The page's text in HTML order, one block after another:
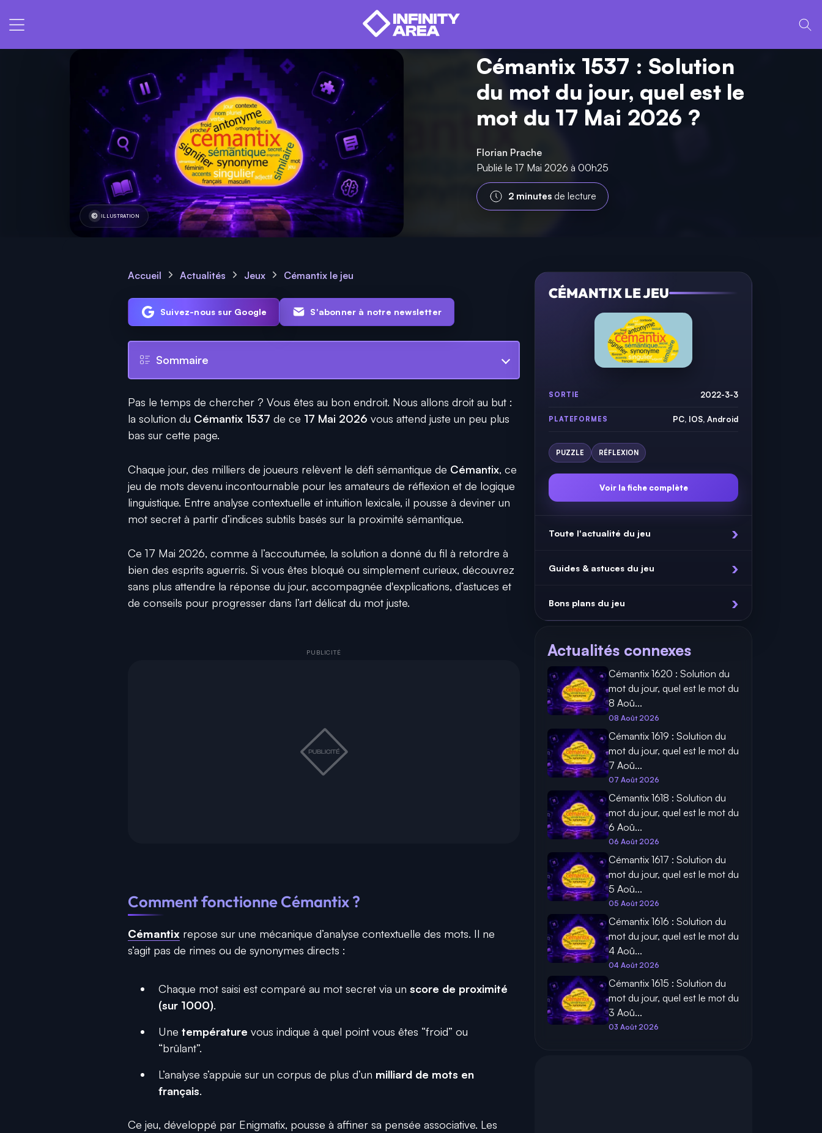
ILLUSTRATION
Cémantix 1537 : Solution
du mot du jour, quel est le
mot du 17 Mai 2026 ?
Florian Prache
Publié le 17 Mai 2026 à 00h25
2 minutes de lecture
Accueil Actualités Jeux Cémantix le jeu
Suivez-nous sur Google S'abonner à notre newsletter
Sommaire
Pas le temps de chercher ? Vous êtes au bon endroit. Nous allons droit au but :
la solution du Cémantix 1537 de ce 17 Mai 2026 vous attend juste un peu plus
bas sur cette page.
Chaque jour, des milliers de joueurs relèvent le défi sémantique de Cémantix, ce
jeu de mots devenu incontournable pour les amateurs de réflexion et de logique
linguistique. Entre analyse contextuelle et intuition lexicale, il pousse à deviner un
mot secret à partir d’indices subtils basés sur la proximité sémantique.
Ce 17 Mai 2026, comme à l’accoutumée, la solution a donné du fil à retordre à
bien des esprits aguerris. Si vous êtes bloqué ou simplement curieux, découvrez
sans plus attendre la réponse du jour, accompagnée d'explications, d’astuces et
de conseils pour progresser dans l’art délicat du mot juste.
Comment fonctionne Cémantix ?
Cémantix repose sur une mécanique d’analyse contextuelle des mots. Il ne
s’agit pas de rimes ou de synonymes directs :
Chaque mot saisi est comparé au mot secret via un score de proximité
(sur 1000).
Une température vous indique à quel point vous êtes “froid” ou
“brûlant”.
L’analyse s’appuie sur un corpus de plus d’un milliard de mots en
français.
Ce jeu, développé par Enigmatix, pousse à affiner sa pensée associative. Les
CÉMANTIX LE JEU
SORTIE 2022-3-3
PLATEFORMES PC, IOS, Android
PUZZLE RÉFLEXION
Voir la fiche complète
Toute l'actualité du jeu
Guides & astuces du jeu
Bons plans du jeu
Actualités connexes
Cémantix 1620 : Solution du
mot du jour, quel est le mot du
8 Aoû...
08 Août 2026
Cémantix 1619 : Solution du
mot du jour, quel est le mot du
7 Aoû...
07 Août 2026
Cémantix 1618 : Solution du
mot du jour, quel est le mot du
6 Aoû...
06 Août 2026
Cémantix 1617 : Solution du
mot du jour, quel est le mot du
5 Aoû...
05 Août 2026
Cémantix 1616 : Solution du
mot du jour, quel est le mot du
4 Aoû...
04 Août 2026
Cémantix 1615 : Solution du
mot du jour, quel est le mot du
3 Aoû...
03 Août 2026